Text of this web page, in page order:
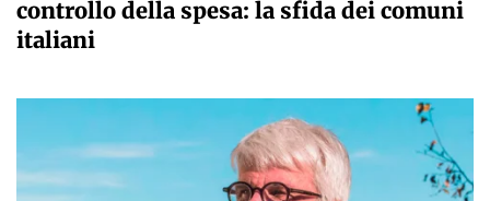
controllo della spesa: la sfida dei comuni
italiani